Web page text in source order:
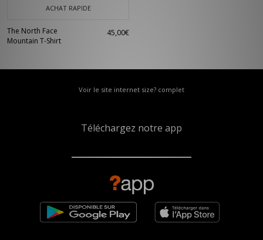
ACHAT RAPIDE
The North Face
Mountain T-Shirt
45,00€
Voir le site internet size? complet
Téléchargez notre app